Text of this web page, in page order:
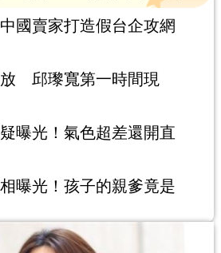
國賣家打造假台企攻網
邱瓈寬第一時間現
曝光！氣色超差還開直
曝光！孩子的親爹竟是